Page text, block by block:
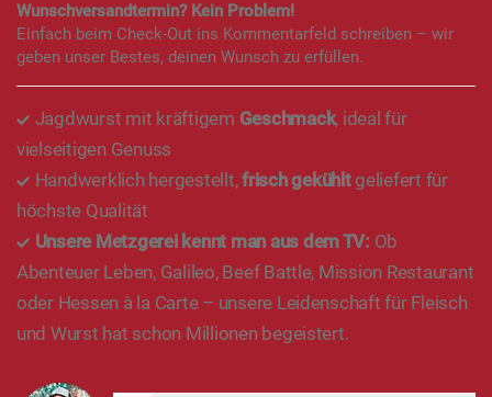
Wunschversandtermin? Kein Problem!
Einfach beim Check-Out ins Kommentarfeld schreiben – wir
geben unser Bestes, deinen Wunsch zu erfüllen.
Jagdwurst mit kräftigem Geschmack, ideal für
vielseitigen Genuss
Handwerklich hergestellt,frisch gekühltgeliefert für
höchste Qualität
Unsere Metzgerei kennt man aus dem TV: Ob
Abenteuer Leben, Galileo, Beef Battle, Mission Restaurant
oder Hessen à la Carte – unsere Leidenschaft für Fleisch
und Wurst hat schon Millionen begeistert.